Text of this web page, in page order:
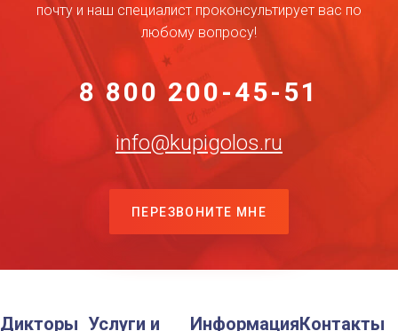
почту и наш специалист проконсультирует вас по
любому вопросу!
8 800 200-45-51
info@kupigolos.ru
ПЕРЕЗВОНИТЕ МНЕ
Дикторы Услуги и
ИнформацияКонтакты